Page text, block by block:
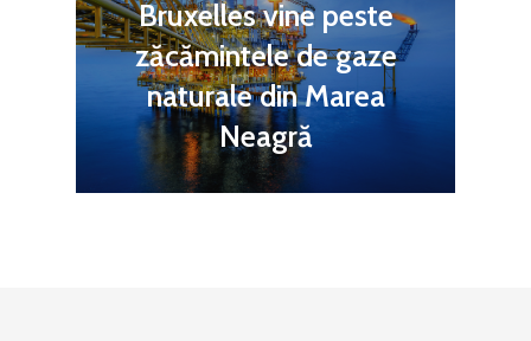
Bruxelles vine peste
zăcămintele de gaze
naturale din Marea
Neagră